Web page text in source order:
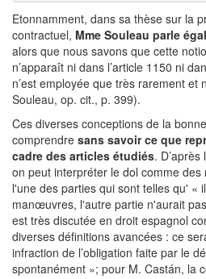
Etonnamment, dans sa thèse sur la
contractuel, Mme Souleau parle
alors que nous savons que cette
n’apparaît ni dans l’article 1150 ni
n’est employée que très rarement et
Souleau, op. cit., p. 399).
Ces diverses conceptions de la
comprendre sans savoir ce que
cadre des articles étudiés.
on peut interpréter le dol comme
l'une des parties qui sont telles qu' «
manœuvres, l'autre partie n'aurait
est très discutée en droit espagnol
diverses définitions avancées : ce
infraction de l’obligation faite par le
spontanément »; pour M. Castán, la